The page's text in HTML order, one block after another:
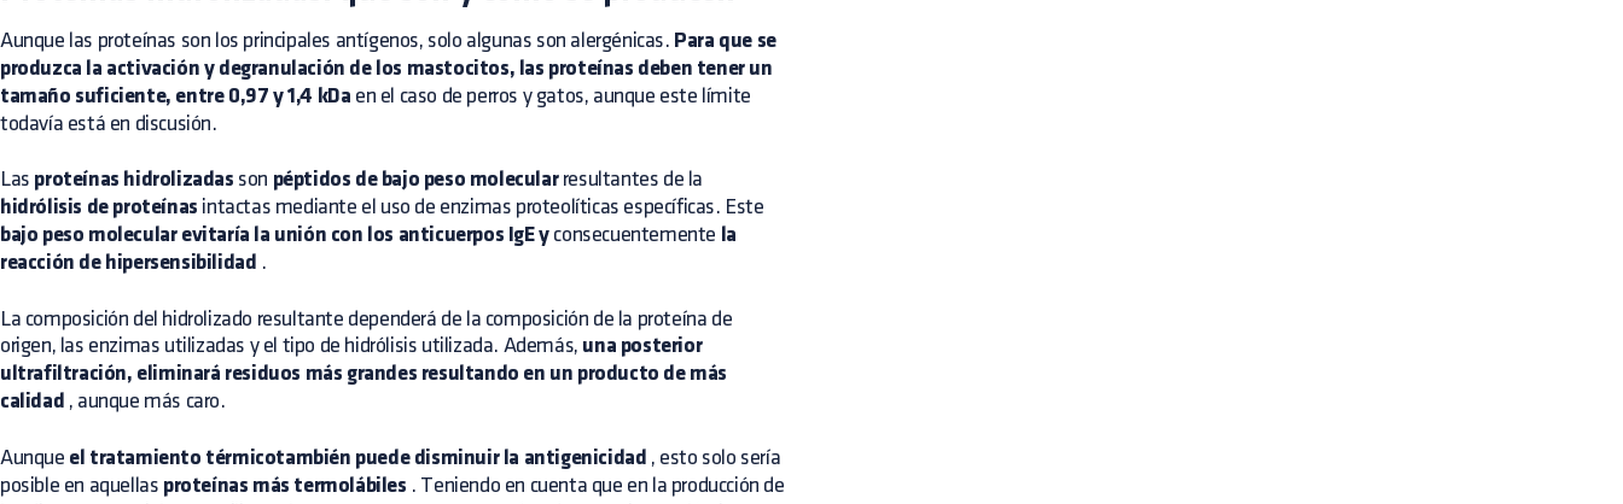
Aunque las proteínas son los principales antígenos, solo algunas son alergénicas. Para que se
produzca la activación y degranulación de los mastocitos, las proteínas deben tener un
tamaño suficiente, entre 0,97 y 1,4 kDa en el caso de perros y gatos, aunque este límite
todavía está en discusión.
Las proteínas hidrolizadas son péptidos de bajo peso molecularresultantes de la
hidrólisis de proteínas intactas mediante el uso de enzimas proteolíticas específicas. Este
bajo peso molecular evitaría la unión con los anticuerpos IgE yconsecuentemente la
reacción de hipersensibilidad .
La composición del hidrolizado resultante dependerá de la composición de la proteína de
origen, las enzimas utilizadas y el tipo de hidrólisis utilizada. Además, una posterior
ultrafiltración, eliminará residuos más grandes resultando en un producto de más
calidad , aunque más caro.
Aunque el tratamiento térmicotambién puede disminuir la antigenicidad , esto solo sería
posible en aquellas proteínas más termolábiles . Teniendo en cuenta que en la producción de